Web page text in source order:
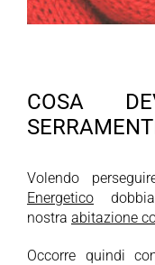
COSA
Volendo
Energetico
nostra abitazione
Occorre quindi